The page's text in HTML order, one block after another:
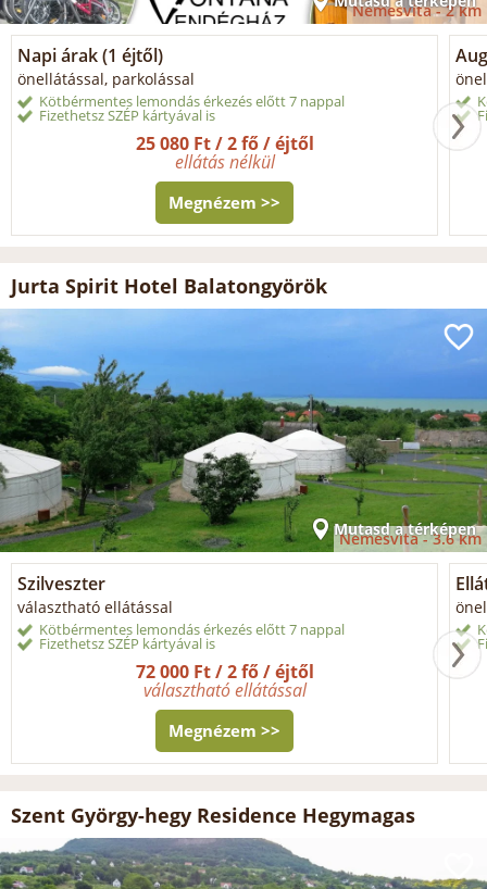
Nemesvita -2 km
Napi árak (1 éjtől)
önellátással, parkolással
Kötbérmentes lemondás érkezés előtt 7 nappal
Fizethetsz SZÉP kártyával is
25 080 Ft / 2 fő / éjtől
ellátás nélkül
Megnézem >>
Jurta Spirit Hotel Balatongyörök
Mutasd a térképen
Nemesvita -3.6 km
Szilveszter
választható ellátással
Kötbérmentes lemondás érkezés előtt 7 nappal
Fizethetsz SZÉP kártyával is
72 000 Ft / 2 fő / éjtől
választható ellátással
Megnézem >>
Szent György-hegy Residence Hegymagas